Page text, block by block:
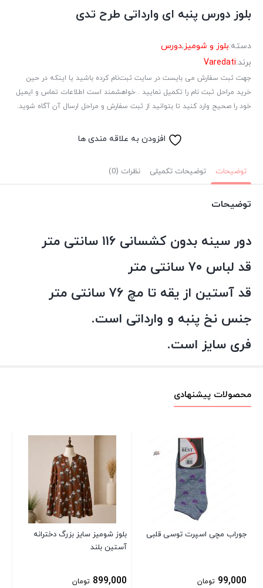
بلوز دورس پنبه ای وارداتی طرح تدی
دسته:بلوز و شومیز,دورس
برند:Varedati
جهت ثبت سفارش می بایست در سایت ثبت‌نام کرده باشید یا اینکه در حین
خرید مراحل ثبت نام را تکمیل نمایید . خواهشمند است اطلاعات تماس و ایمیل
خود را صحیح وارد کنید تا بتوانید از ثبت سفارش و مراحل ارسال آن آگاه شوید.
افزودن به علاقه مندی ها
توضیحات توضیحات تکمیلی نظرات (0)
توضیحات
دور سینه بدون کشسانی ۱۱۶ سانتی متر
قد لباس ۷۰ سانتی متر
قد آستین از یقه تا مچ ۷۶ سانتی متر
جنس نخ پنبه و وارداتی است.
فری سایز است.
محصولات پیشنهادی
جوراب مچی اسپرت توسی قلبی
99,000 تومان
بلوز شومیز سایز بزرگ دخترانه
آستین بلند
899,000 تومان